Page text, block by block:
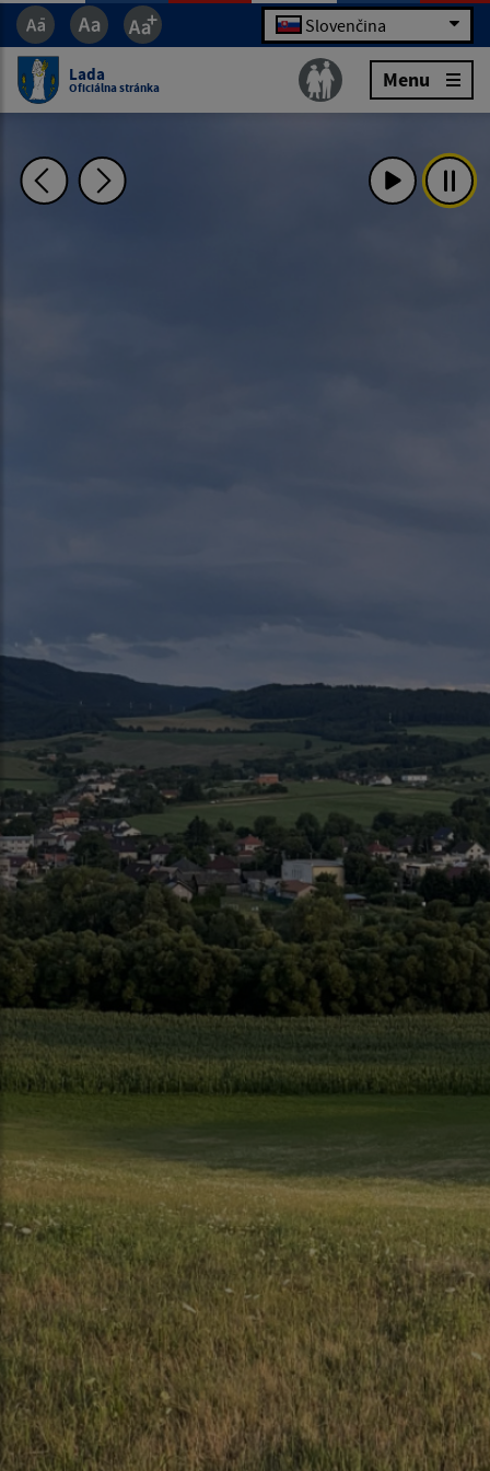
Slovenčina
Lada
Oficiálna stránka Menu